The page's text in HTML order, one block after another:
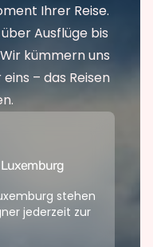
Ihrer Reise.
Ausflüge bis
kümmern uns
– das Reisen
Luxemburg
stehen
jederzeit zur